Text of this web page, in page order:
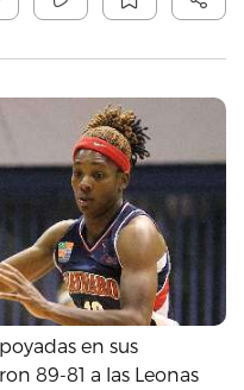
en sus
89-81 a las Leonas